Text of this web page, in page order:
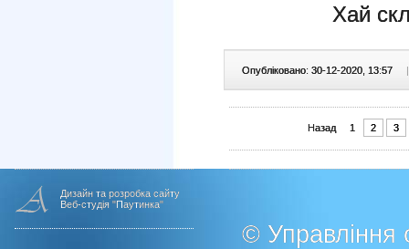
Хай
Опубліковано: 30-12-2020, 13:57 |
Назад 1 2 3
Дизайн та розробка сайту
Веб-студія "Паутинка"
© Управління